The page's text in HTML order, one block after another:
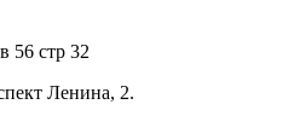
56 стр 32
Ленина, 2.